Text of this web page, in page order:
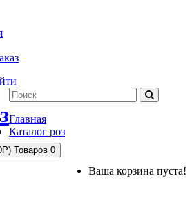
Товаров 0
Ваша корзина пуста!
Главная
Каталог роз